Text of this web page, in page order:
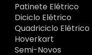
Patinete Elétrico
Diciclo Elétrico
Quadriciclo Elétrico
Hoverkart
Semi-Novos